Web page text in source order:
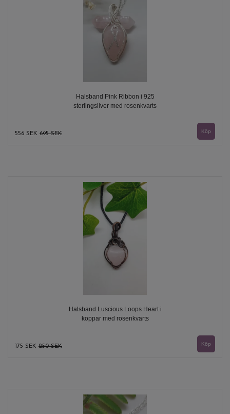
Halsband Pink Ribbon i 925
sterlingsilver med rosenkvarts
556 SEK 695 SEK
Halsband Luscious Loops Heart i
koppar med rosenkvarts
175 SEK 250 SEK